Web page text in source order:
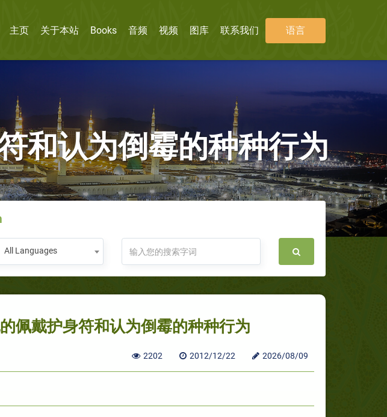
主页 关于本站 Books 音频 视频 图库 联系我们 语言
和认为倒霉的种种行为
All Languages
佩戴护身符和认为倒霉的种种行为
2202 2012/12/22 2026/08/09